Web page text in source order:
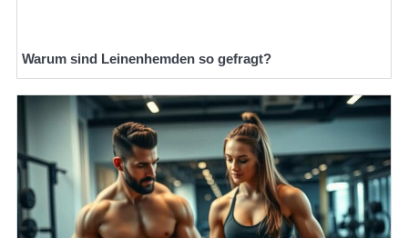
Warum sind Leinenhemden so gefragt?